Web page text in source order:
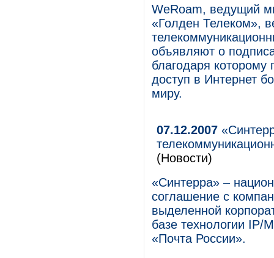
WeRoam, ведущий
«Голден Телеком»,
объявляют о
благодаря которому
доступ в Интернет
миру.
07.12.2007
(Новости)
«Синтерра» –
соглашение с
выделенной
базе технологии IP/
«Почта России».